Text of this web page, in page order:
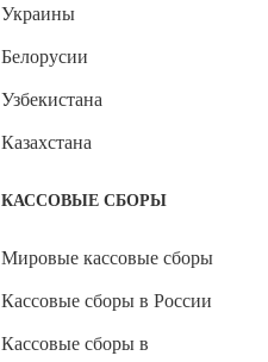
Украины
Белорусии
Узбекистана
Казахстана
КАССОВЫЕ СБОРЫ
Мировые кассовые сборы
Кассовые сборы в России
Кассовые сборы в